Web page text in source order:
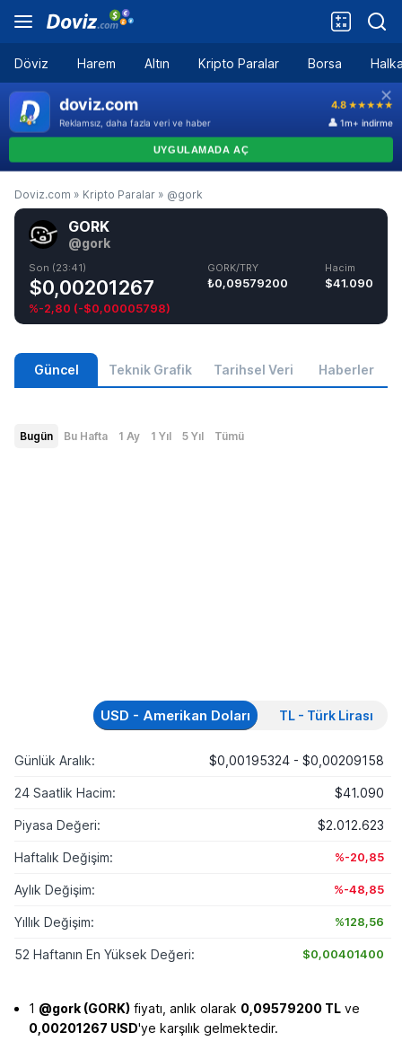
Döviz Harem Altın Kripto Paralar Borsa
Doviz.com » Kripto Paralar » @gork
GORK
@gork
Son (23:41)
$0,00201267
%-2,80 (-$0,00005798)
GORK/TRY
₺0,09579200
Hacim
$41.090
Güncel Teknik Grafik Tarihsel Veri Haberler
Bugün Bu Hafta 1 Ay 1 Yıl 5 Yıl Tümü
USD - Amerikan Doları TL - Türk Lirası
Günlük Aralık: $0,00195324 - $0,00209158
24 Saatlik Hacim: $41.090
Piyasa Değeri: $2.012.623
Haftalık Değişim: %-20,85
Aylık Değişim: %-48,85
Yıllık Değişim: %128,56
52 Haftanın En Yüksek Değeri: $0,00401400
1 @gork (GORK) fiyatı, anlık olarak 0,09579200 TL ve
0,00201267 USD'ye karşılık gelmektedir.